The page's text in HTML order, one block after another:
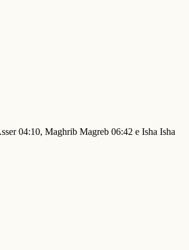
04:10, Maghrib Magreb 06:42 e Isha Isha